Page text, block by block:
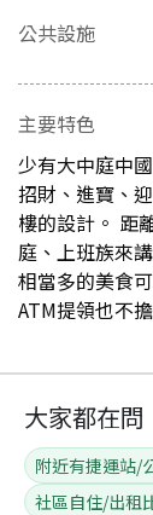
公共設施
主要特色
少有大中庭中
招財、進寶、
樓的設計。 距
庭、上班族來
相當多的美食
ATM提領也不
大家都在問
附近有捷運站/
社區自住/出租